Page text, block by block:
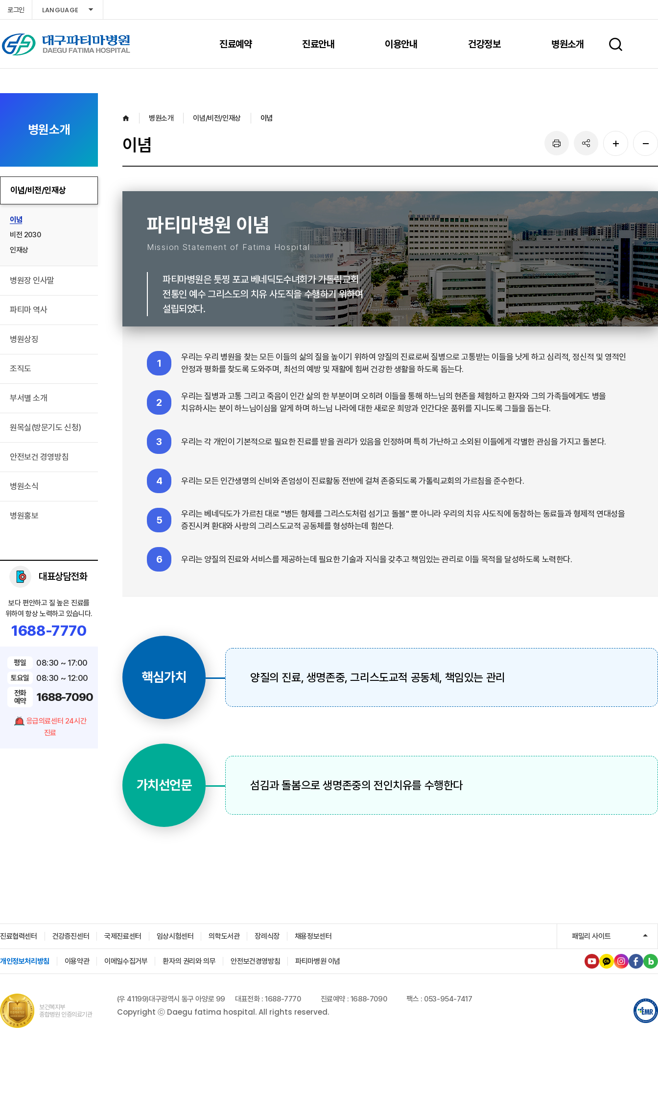
로그인 LANGUAGE
진료예약 진료안내 이용안내 건강정보 병원소개
병원소개
이념/비전/인재상
이념
비전 2030
인재상
병원장 인사말
파티마 역사
병원상징
조직도
부서별 소개
원목실(방문기도 신청)
안전보건 경영방침
병원소식
병원홍보
대표상담전화
보다 편안하고 질 높은 진료를
위하여 항상 노력하고 있습니다.
1688-7770
평일 08:30 ~ 17:00
토요일 08:30 ~ 12:00
전화
예약
1688-7090
응급의료센터 24시간
진료
이념
병원소개 이념/비전/인재상 이념
파티마병원 이념
Mission Statement of Fatima Hospital
파티마병원은 툿찡 포교 베네딕도수녀회가 가톨릭교회
전통인 예수 그리스도의 치유 사도직을 수행하기 위하여
설립되었다.
1
우리는 우리 병원을 찾는 모든 이들의 삶의 질을 높이기 위하여 양질의 진료로써 질병으로 고통받는 이들을 낫게 하고 심리적, 정신적 및 영적인
안정과 평화를 찾도록 도와주며, 최선의 예방 및 재활에 힘써 건강한 생활을 하도록 돕는다.
2
우리는 질병과 고통 그리고 죽음이 인간 삶의 한 부분이며 오히려 이들을 통해 하느님의 현존을 체험하고 환자와 그의 가족들에게도 병을
치유하시는 분이 하느님이심을 알게 하며 하느님 나라에 대한 새로운 희망과 인간다운 품위를 지니도록 그들을 돕는다.
3 우리는 각 개인이 기본적으로 필요한 진료를 받을 권리가 있음을 인정하며 특히 가난하고 소외된 이들에게 각별한 관심을 가지고 돌본다.
4 우리는 모든 인간생명의 신비와 존엄성이 진료활동 전반에 걸쳐 존중되도록 가톨릭교회의 가르침을 준수한다.
5
우리는 베네딕도가 가르친 대로 "병든 형제를 그리스도처럼 섬기고 돌볼" 뿐 아니라 우리의 치유 사도직에 동참하는 동료들과 형제적 연대성을
증진시켜 환대와 사랑의 그리스도교적 공동체를 형성하는데 힘쓴다.
6 우리는 양질의 진료와 서비스를 제공하는데 필요한 기술과 지식을 갖추고 책임있는 관리로 이들 목적을 달성하도록 노력한다.
핵심가치 양질의 진료, 생명존중, 그리스도교적 공동체, 책임있는 관리
가치선언문 섬김과 돌봄으로 생명존중의 전인치유를 수행한다
진료협력센터 건강증진센터 국제진료센터 임상시험센터 의학도서관 장례식장 채용정보센터 패밀리 사이트
개인정보처리방침 이용약관 이메일수집거부 환자의 권리와 의무 안전보건경영방침 파티마병원 이념
보건복지부
종합병원 인증의료기관
(우 41199)대구광역시 동구 아양로 99 대표전화 : 1688-7770 진료예약 : 1688-7090 팩스 : 053-954-7417
Copyright ⓒ Daegu fatima hospital. All rights reserved.